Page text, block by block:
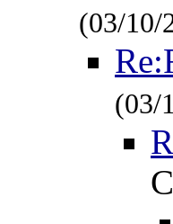
(03/10/
(03/